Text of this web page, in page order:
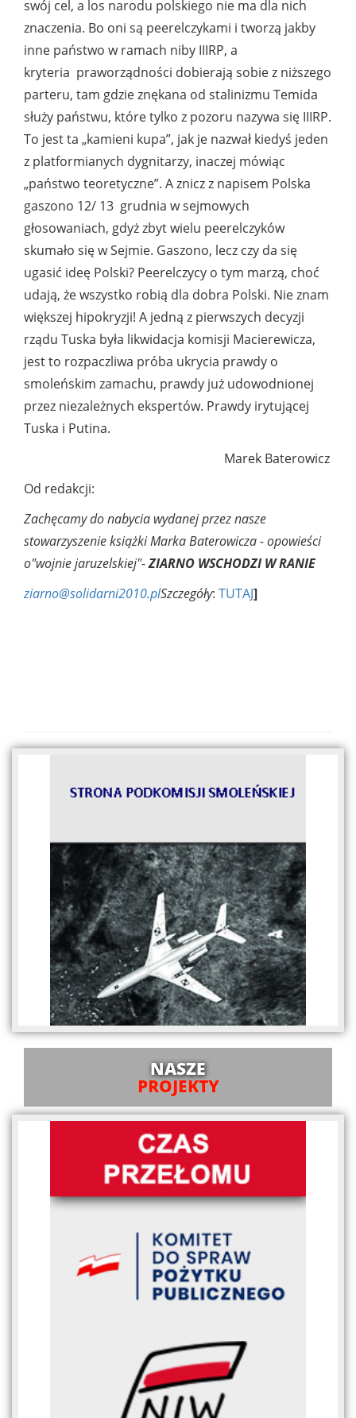
swój cel, a los narodu polskiego nie ma dla nich
znaczenia. Bo oni są peerelczykami i tworzą jakby
inne państwo w ramach niby IIIRP, a
kryteria praworządności dobierają sobie z niższego
parteru, tam gdzie znękana od stalinizmu Temida
służy państwu, które tylko z pozoru nazywa się IIIRP.
To jest ta „kamieni kupa”, jak je nazwał kiedyś jeden
z platformianych dygnitarzy, inaczej mówiąc
„państwo teoretyczne”. A znicz z napisem Polska
gaszono 12/ 13 grudnia w sejmowych
głosowaniach, gdyż zbyt wielu peerelczyków
skumało się w Sejmie. Gaszono, lecz czy da się
ugasić ideę Polski? Peerelczycy o tym marzą, choć
udają, że wszystko robią dla dobra Polski. Nie znam
większej hipokryzji! A jedną z pierwszych decyzji
rządu Tuska była likwidacja komisji Macierewicza,
jest to rozpaczliwa próba ukrycia prawdy o
smoleńskim zamachu, prawdy już udowodnionej
przez niezależnych ekspertów. Prawdy irytującej
Tuska i Putina.
Marek Baterowicz
Od redakcji:
Zachęcamy do nabycia wydanej przez nasze
stowarzyszenie książki Marka Baterowicza - opowieści
o"wojnie jaruzelskiej"-ZIARNO WSCHODZI W RANIE
ziarno@solidarni2010.plSzczegóły: TUTAJ]
NASZE
PROJEKTY